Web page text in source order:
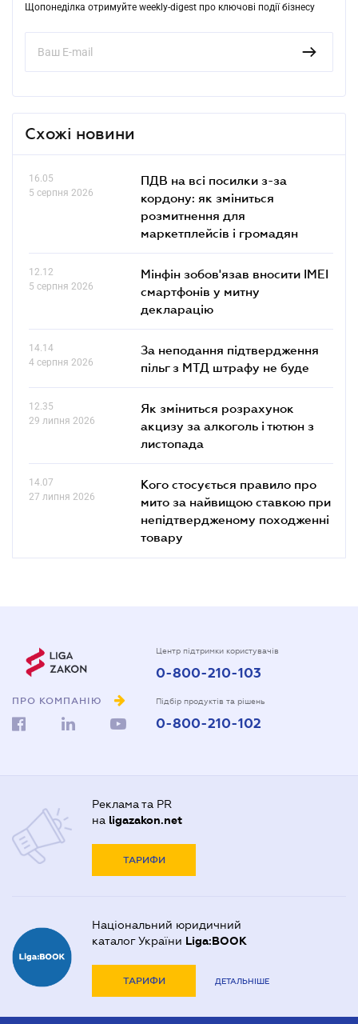
Щопонеділка отримуйте weekly-digest про ключові події бізнесу
Схожі новини
16.05
5 серпня 2026
ПДВ на всі посилки з-за
кордону: як зміниться
розмитнення для
маркетплейсів і громадян
12.12
5 серпня 2026
Мінфін зобов'язав вносити IMEI
смартфонів у митну
декларацію
14.14
4 серпня 2026
За неподання підтвердження
пільг з МТД штрафу не буде
12.35
29 липня 2026
Як зміниться розрахунок
акцизу за алкоголь і тютюн з
листопада
14.07
27 липня 2026
Кого стосується правило про
мито за найвищою ставкою при
непідтвердженому походженні
товару
ПРО КОМПАНІЮ
Центр підтримки користувачів
0-800-210-103
Підбір продуктів та рішень
0-800-210-102
Реклама та PR
на ligazakon.net
ТАРИФИ
Національний юридичний
каталог України Liga:BOOK
ТАРИФИ ДЕТАЛЬНІШЕ